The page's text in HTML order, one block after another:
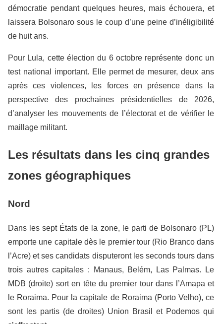
démocratie pendant quelques heures, mais échouera, et
laissera Bolsonaro sous le coup d’une peine d’inéligibilité
de huit ans.
Pour Lula, cette élection du 6 octobre représente donc un
test national important. Elle permet de mesurer, deux ans
après ces violences, les forces en présence dans la
perspective des prochaines présidentielles de 2026,
d’analyser les mouvements de l’électorat et de vérifier le
maillage militant.
Les résultats dans les cinq grandes
zones géographiques
Nord
Dans les sept États de la zone, le parti de Bolsonaro (PL)
emporte une capitale dès le premier tour (Rio Branco dans
l’Acre) et ses candidats disputeront les seconds tours dans
trois autres capitales : Manaus, Belém, Las Palmas. Le
MDB (droite) sort en tête du premier tour dans l’Amapa et
le Roraima. Pour la capitale de Roraima (Porto Velho), ce
sont les partis (de droites) Union Brasil et Podemos qui